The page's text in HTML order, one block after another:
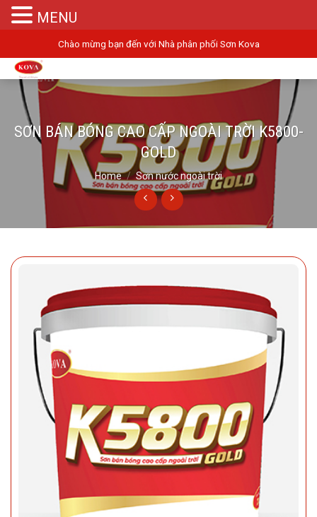
to
content
Chào mừng bạn đến với Nhà phân phối Sơn Kova
SƠN BÁN BÓNG CAO CẤP NGOÀI TRỜI K5800-
GOLD
Home / Sơn nước ngoài trời
MENU